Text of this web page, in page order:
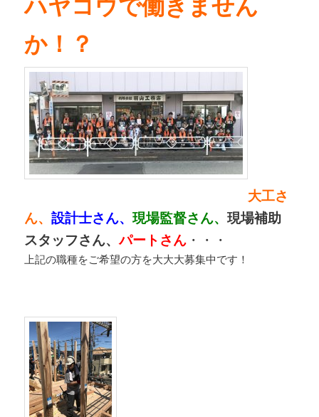
か！？
大工さ
ん、設計士さん、現場監督さん、現場補助
スタッフさん、パートさん ・・・
上記の職種をご希望の方を大大大募集中です！